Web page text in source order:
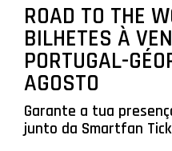
ROAD TO THE
BILHETES À
PORTUGAL-
AGOSTO
Garante a tua
junto da Smartfan